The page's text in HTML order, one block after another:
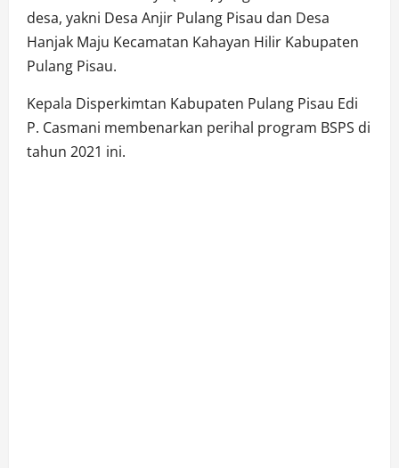
desa, yakni Desa Anjir Pulang Pisau dan Desa
Hanjak Maju Kecamatan Kahayan Hilir Kabupaten
Pulang Pisau.
Kepala Disperkimtan Kabupaten Pulang Pisau Edi
P. Casmani membenarkan perihal program BSPS di
tahun 2021 ini.